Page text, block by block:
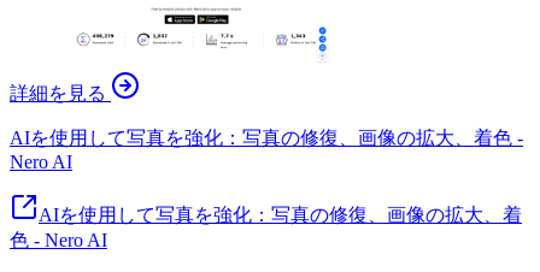
詳細を見る
AIを使用して写真を強化：写真の修復、画像の拡大、着色 -
Nero AI
AIを使用して写真を強化：写真の修復、画像の拡大、着
色 - Nero AI